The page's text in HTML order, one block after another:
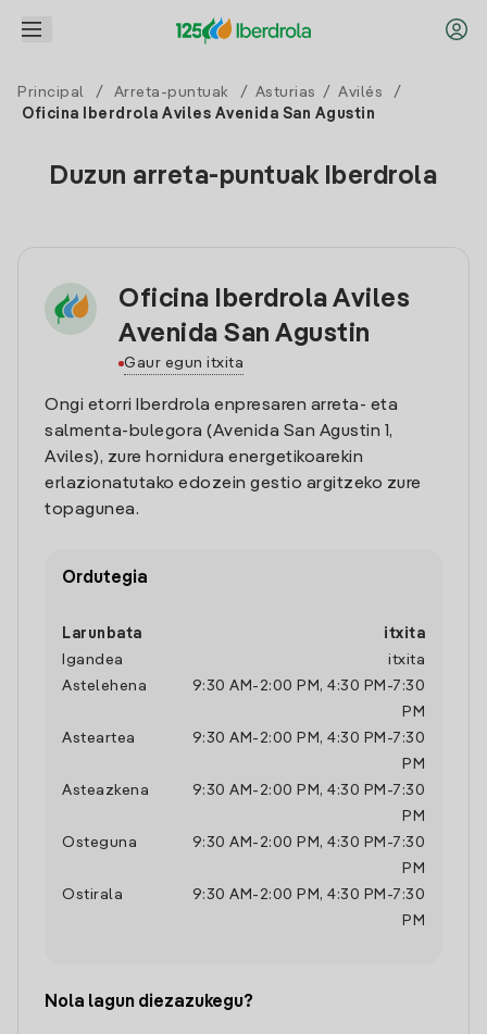
Principal / Arreta-puntuak / Asturias / Avilés
/
Oficina Iberdrola Aviles Avenida San Agustin
Duzun arreta-puntuak Iberdrola
Oficina Iberdrola Aviles
Avenida San Agustin
Gaur egun itxita
Ongi etorri Iberdrola enpresaren arreta- eta
salmenta-bulegora (Avenida San Agustin 1,
Aviles), zure hornidura energetikoarekin
erlazionatutako edozein gestio argitzeko zure
topagunea.
Ordutegia
Larunbata
itxita
Igandea
itxita
Astelehena
9:30 AM - 2:00 PM , 4:30 PM -7:30
PM
Asteartea
9:30 AM - 2:00 PM , 4:30 PM -7:30
PM
Asteazkena
9:30 AM - 2:00 PM , 4:30 PM -7:30
PM
Osteguna
9:30 AM - 2:00 PM , 4:30 PM -7:30
PM
Ostirala
9:30 AM - 2:00 PM , 4:30 PM -7:30
PM
Nola lagun diezazukegu?